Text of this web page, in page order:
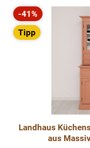
Rabatt
-41%
Tipp
Landhaus
aus